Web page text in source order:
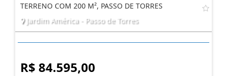
TERRENO COM 200 M², PASSO DE TORRES
Jardim América - Passo de Torres
R$ 84.595,00